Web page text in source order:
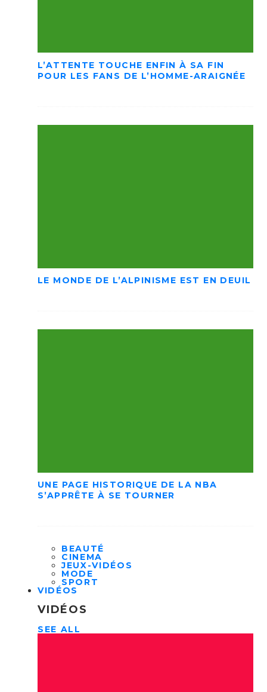
L’ATTENTE TOUCHE ENFIN À SA FIN
POUR LES FANS DE L’HOMME-ARAIGNÉE
LE MONDE DE L’ALPINISME EST EN DEUIL
UNE PAGE HISTORIQUE DE LA NBA
S’APPRÊTE À SE TOURNER
BEAUTÉ
CINEMA
JEUX-VIDÉOS
MODE
SPORT
VIDÉOS
VIDÉOS
SEE ALL